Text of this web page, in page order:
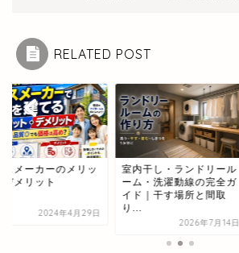
RELATED POST
スメーカーのメリッ
デメリット
2024年4月29日
室内干し・ランドリール
ーム・洗濯動線の完全ガ
イド｜干す場所と間取
り...
2026年7月14日